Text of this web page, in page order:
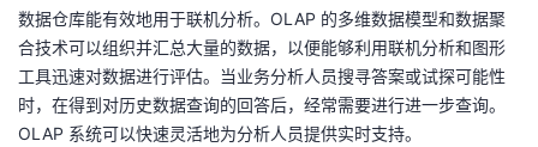
播
活
动
的
关
我
的
我
数据仓库能有效地用于联机分析。 OLAP 的多维数据模型和数据聚
合技术可以组织并汇总大量的数据，以便能够利用联机分析和图形
工具迅速对数据进行评估。当业务分析人员搜寻答案或试探可能性
时，在得到对历史数据查询的回答后，经常需要进行进一步查询。
OLAP 系统可以快速灵活地为分析人员提供实时支持。